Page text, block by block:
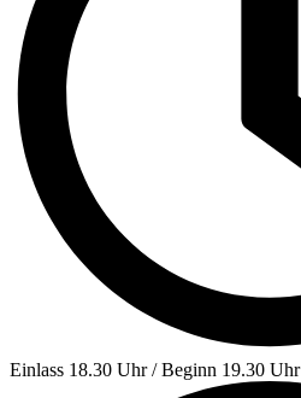
Einlass 18.30 Uhr / Beginn 19.30 Uhr